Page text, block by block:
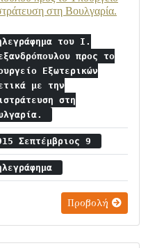
στη Βουλγαρία.
του Ι.
προς το
Εξωτερικών
με την
στη
Σεπτέμβριος 9
Προβολή